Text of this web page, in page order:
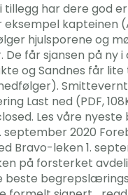
tillegg har dere god
kapteinen
hjulsporene og
får sjansen på ny
og Sandnes får lite
Last ned (PDF,
Les våre nyeste
september 2020
Bravo-leken 1.
på forsterket
beste